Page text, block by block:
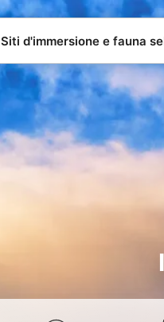
Siti d'immersione e fauna